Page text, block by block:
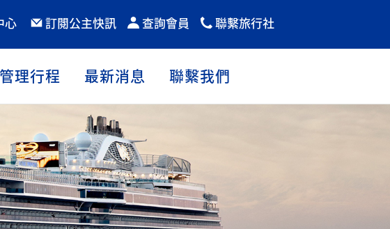
心 訂閱公主快訊 查詢會員 聯繫旅行社
管理行程 最新消息 聯繫我們